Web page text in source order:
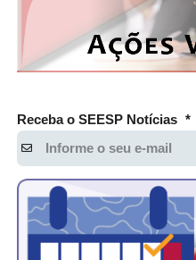
Receba o SEESP Notícias *